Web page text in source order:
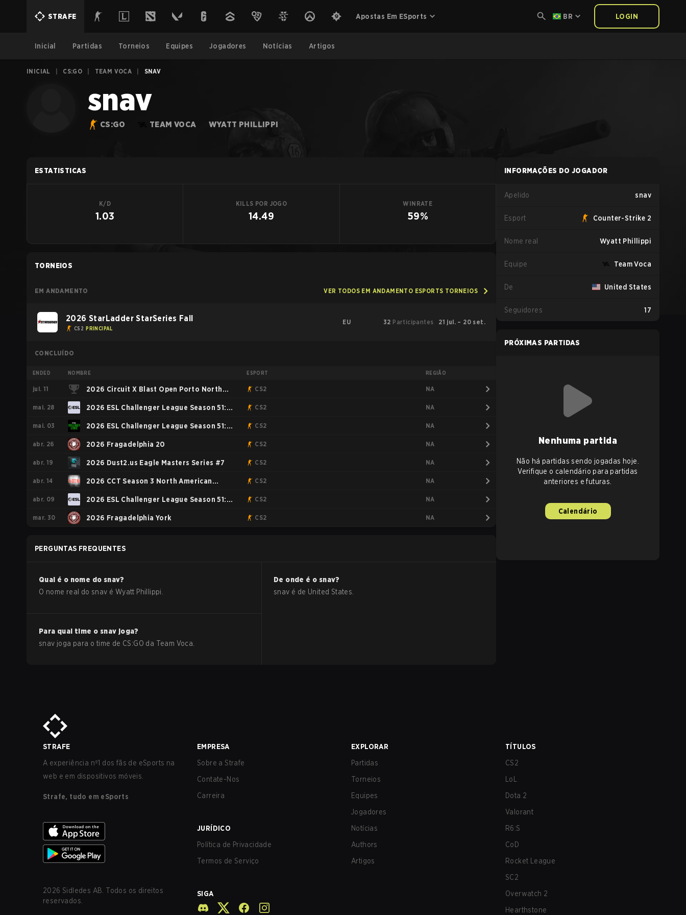
STRAFE Apostas Em ESports BR LOGIN
Inicial Partidas Torneios Equipes Jogadores Notícias Artigos
INICIAL CS:GO TEAM VOCA SNAV
snav
CS:GO TEAM VOCA WYATT PHILLIPPI
ESTATISTICAS
K/D
1.03
KILLS POR JOGO
14.49
WINRATE
59%
TORNEIOS
EM ANDAMENTO VER TODOS EM ANDAMENTO ESPORTS TORNEIOS
2026 StarLadder StarSeries Fall
CS2 PRINCIPAL
EU 32 Participantes 21 jul. – 20 set.
CONCLUÍDO
ENDED NOMBRE ESPORT REGIÃO
jul. 11 2026 Circuit X Blast Open Porto North
America Rising Event
CS2 NA
mai. 28 2026 ESL Challenger League Season 51:
North America
CS2 NA
mai. 03 2026 ESL Challenger League Season 51:
North America - Cup #4
CS2 NA
abr. 26 2026 Fragadelphia 20 CS2 NA
abr. 19 2026 Dust2.us Eagle Masters Series #7 CS2 NA
abr. 14 2026 CCT Season 3 North American
Series #4
CS2 NA
abr. 09 2026 ESL Challenger League Season 51:
North America - Cup #3
CS2 NA
mar. 30 2026 Fragadelphia York CS2 NA
PERGUNTAS FREQUENTES
Qual é o nome do snav?
O nome real dosnav é Wyatt Phillippi
De onde é o snav?
snav é de United States
Para qual time o snav joga?
snav joga para o time de CS:GO da Team Voca
INFORMAÇÕES DO JOGADOR
Apelido snav
Esport Counter-Strike 2
Nome real Wyatt Phillippi
Equipe Team Voca
De United States
Seguidores 17
PRÓXIMAS PARTIDAS
Nenhuma partida
Não há partidas sendo jogadas hoje.
Verifique o calendário para partidas
anteriores e futuras.
Calendário
STRAFE
A experiência nº1 dos fãs de eSports na
web e em dispositivos móveis.
Strafe, tudo em eSports
2026 Sidledes AB. Todos os direitos
reservados.
EMPRESA
Sobre a Strafe
Contate-Nos
Carreira
JURÍDICO
Política de Privacidade
Termos de Serviço
SIGA
EXPLORAR
Partidas
Torneios
Equipes
Jogadores
Notícias
Authors
Artigos
TÍTULOS
CS2
LoL
Dota 2
Valorant
R6:S
CoD
Rocket League
SC2
Overwatch 2
Hearthstone